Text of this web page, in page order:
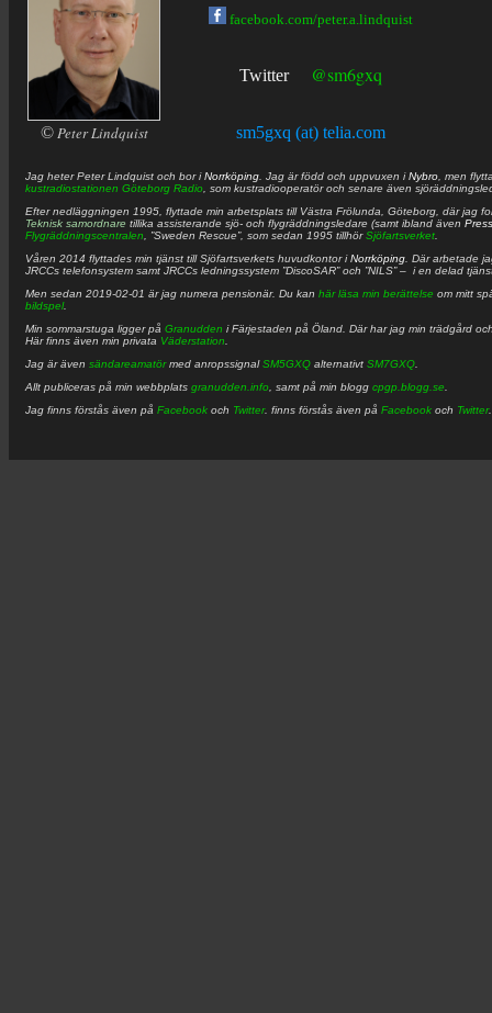
© Peter Lindquist
facebook.com/peter.a.lindquist
Twitter @sm6gxq
sm5gxq (at) telia.com
Jag heterPeter Lindquist och bor iNorrköping . Jag är född och uppvuxen iNybro , men
kustradiostationen Göteborg Radio , som kustradiooperatör och senare även
Efter nedläggningen 1995, flyttade min arbetsplats till Västra Frölunda, Göteborg, där jag
Teknisk samordnare tillika assisterande sjö- och flygräddningsledare (samt ibland även
Flygräddningscentralen , ”Sweden Rescue”, som sedan 1995 tillhörSjöfartsverket
Våren 2014 flyttades min tjänst till Sjöfartsverkets huvudkontor iNorrköping . Där arbetade
JRCCs telefonsystem samt JRCCs ledningssystem ”DiscoSAR” och ”NILS” – i en delad
Men sedan 2019-02-01 är jag numera pensionär. Du kan här läsa min berättelse om mitt
bildspel.
Min sommarstuga ligger på Granudden i Färjestaden på Öland. Där har jag min trädgård
Här finns även min privata Väderstation
Jag är även sändareamatörmed anropssignalSM5GXQ alternativt SM7GXQ
Allt publiceras på min webbplats granudden.info , samt på min blogg cpgp.blogg.se
Jag finns förstås även på Facebook och Twitter. finns förstås även på Facebook och Twitter.